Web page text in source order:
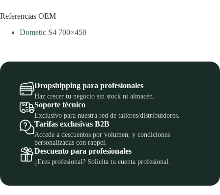
Referencias OEM
Dometic S4 700×450
Dropshipping para profesionales
Haz crecer tu negocio sin stock ni almacén.
Soporte técnico
Exclusivo para nuestra red de talleres/distribuidores.
Tarifas exclusivas B2B
Accede a descuentos por volumen, y condiciones
personalizadas con rappel.
Descuento para profesionales
¿Eres profesional? Solicita tu cuenta profesional.